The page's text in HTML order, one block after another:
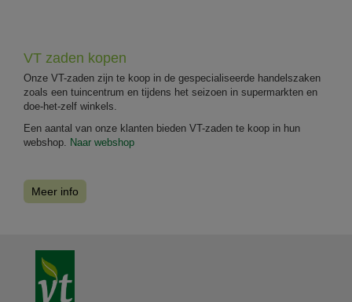
VT zaden kopen
Onze VT-zaden zijn te koop in de gespecialiseerde handelszaken
zoals een tuincentrum en tijdens het seizoen in supermarkten en
doe-het-zelf winkels.
Een aantal van onze klanten bieden VT-zaden te koop in hun
webshop. Naar webshop
Meer info